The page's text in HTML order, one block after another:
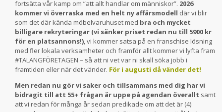
fortsätta vår kamp om ”att allt handlar om människor”. 2026
kommer vi överraska med en helt ny affärsmodell där vi blir
som det där kända möbelvaruhuset med bra och mycket
billigare rekryteringar (vi sänker priset redan nu till 5900 kr
för en platsannons!), vi kommer satsa på en franschise lösning
med fler lokala verksamheter och framför allt kommer vi lyfta fram
#TALANGFÖRETAGEN – så att ni vet var ni skall söka jobb i
framtiden eller när det vänder. För i augusti då vänder det!
Men redan nu gör vi saker och tillsammans med dig har vi
bidragit till att 55+ frågan är uppe på agendan överallt samt
att vi redan för många år sedan predikade om att det är (4)